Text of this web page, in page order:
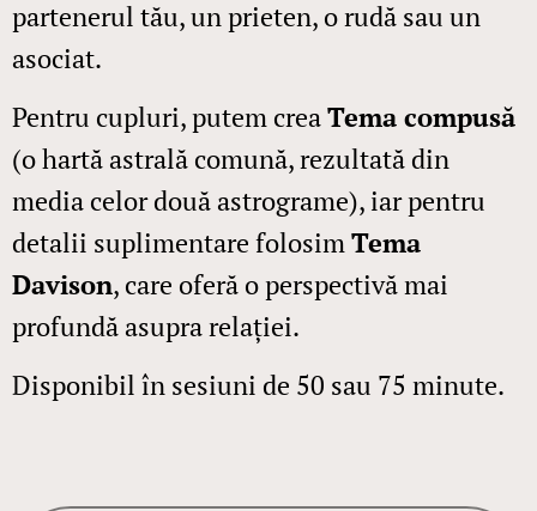
partenerul tău, un prieten, o rudă sau un
asociat.
Pentru cupluri, putem creaTema compusă
(o hartă astrală comună, rezultată din
media celor două astrograme), iar pentru
detalii suplimentare folosimTema
Davison, care oferă o perspectivă mai
profundă asupra relației.
Disponibil în sesiuni de 50 sau 75 minute.